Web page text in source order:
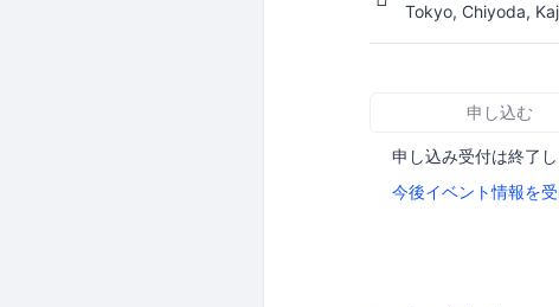
Tokyo, Chiyoda,
申し込む
申し込み受付は終了
今後イベント情報を